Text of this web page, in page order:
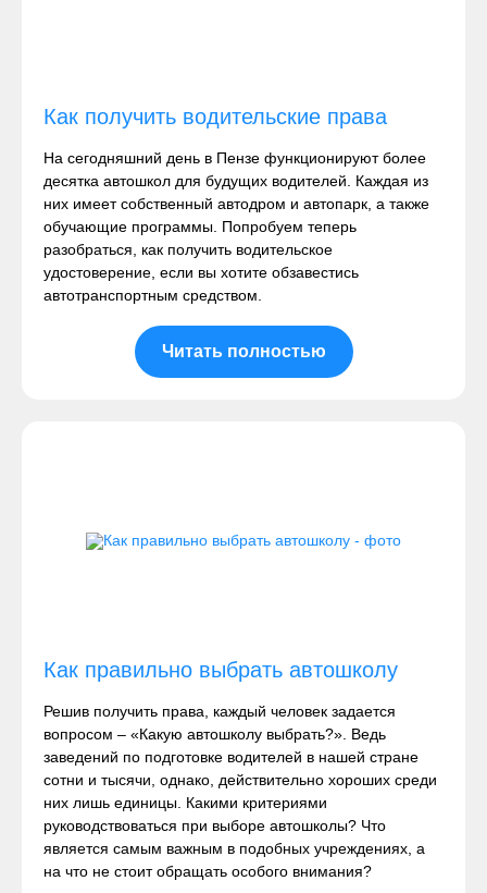
Как получить водительские права
На сегодняшний день в Пензе функционируют более
десятка автошкол для будущих водителей. Каждая из
них имеет собственный автодром и автопарк, а также
обучающие программы. Попробуем теперь
разобраться, как получить водительское
удостоверение, если вы хотите обзавестись
автотранспортным средством.
Читать полностью
Как правильно выбрать автошколу
Решив получить права, каждый человек задается
вопросом – «Какую автошколу выбрать?». Ведь
заведений по подготовке водителей в нашей стране
сотни и тысячи, однако, действительно хороших среди
них лишь единицы. Какими критериями
руководствоваться при выборе автошколы? Что
является самым важным в подобных учреждениях, а
на что не стоит обращать особого внимания?